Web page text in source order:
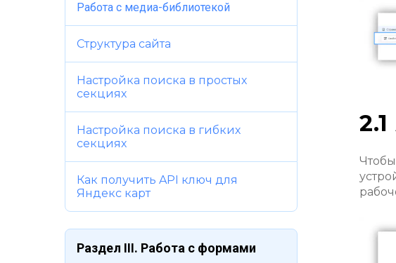
Работа с медиа-библиотекой
Структура сайта
Настройка поиска в простых
секциях
Настройка поиска в гибких
секциях
Как получить API ключ для
Яндекс карт
Раздел III. Работа с формами